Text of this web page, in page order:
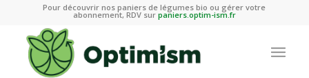
Pour découvrir nos paniers de légumes bio ou gérer votre
abonnement, RDV sur paniers.optim-ism.fr